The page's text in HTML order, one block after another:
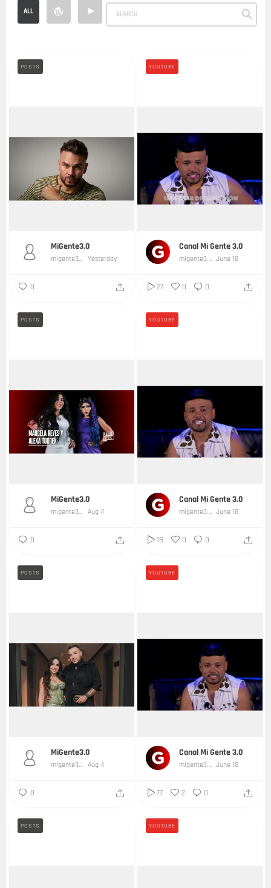
ALL
MiGente3.0
migente3-0 Yesterday
POSTS
0
Canal Mi Gente 3.0
migente3.0 June 18
YOUTUBE
27 0 0
MiGente3.0
migente3-0 Aug 4
POSTS
0
Canal Mi Gente 3.0
migente3.0 June 18
YOUTUBE
18 0 0
MiGente3.0
migente3-0 Aug 4
POSTS
0
Canal Mi Gente 3.0
migente3.0 June 18
YOUTUBE
77 2 0
POSTS YOUTUBE